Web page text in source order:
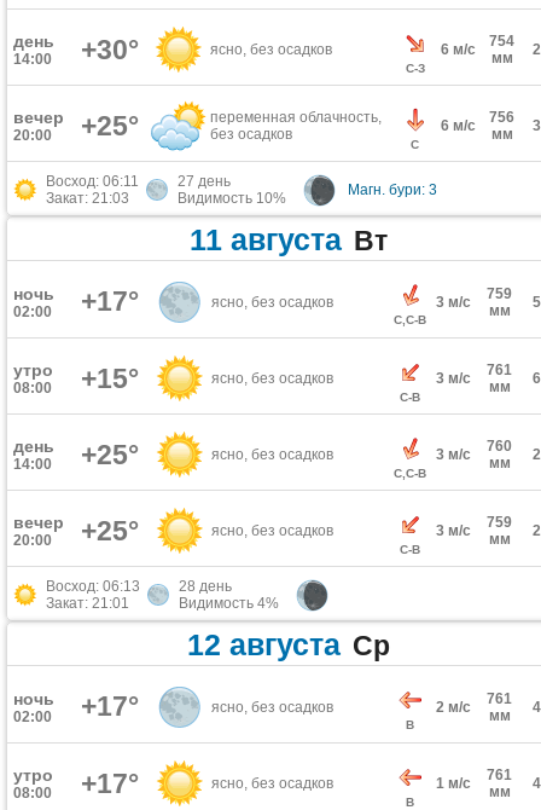
день
14:00 +30° ясно, без осадков
С-З
6 м/с
754
мм
вечер
20:00 +25°
переменная облачность,
без осадков
С
6 м/с
756
мм
Восход: 06:11
Закат: 21:03
27 день
Видимость 10%
Магн. бури: 3
11 августа Вт
ночь
02:00 +17° ясно, без осадков
С,С-В
3 м/с
759
мм
утро
08:00 +15° ясно, без осадков
С-В
3 м/с
761
мм
день
14:00 +25° ясно, без осадков
С,С-В
3 м/с
760
мм
вечер
20:00 +25° ясно, без осадков
С-В
3 м/с
759
мм
Восход: 06:13
Закат: 21:01
28 день
Видимость 4%
12 августа Ср
ночь
02:00 +17° ясно, без осадков
В
2 м/с
761
мм
утро
08:00 +17° ясно, без осадков
В
1 м/с
761
мм